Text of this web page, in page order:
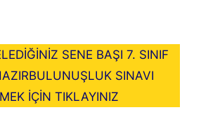
SENE BAŞI 7. SINIF
SINAVI
İÇİN TIKLAYINIZ